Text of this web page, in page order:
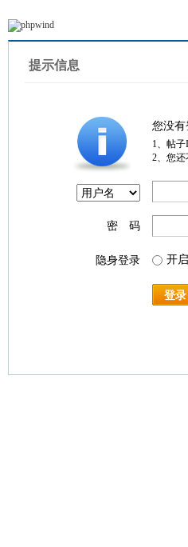
提示信息
您没
1、帖
2、您
密 码
隐身登录 开启
登录